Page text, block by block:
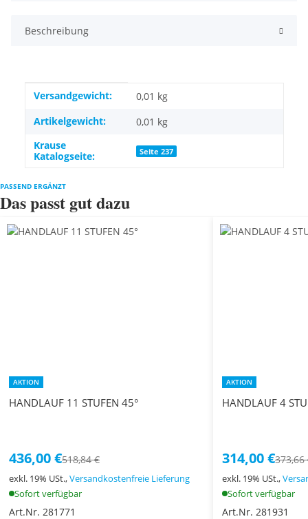
Beschreibung
Produkteigenschaft
Wert
Versandgewicht:
0,01 kg
Artikelgewicht:
0,01 kg
Krause
Katalogseite:
Seite 237
PASSEND ERGÄNZT
Das passt gut dazu
AKTION
HANDLAUF 11 STUFEN 45°
436,00 €518,84 €
exkl. 19% USt.,Versandkostenfreie Lieferung
Sofort verfügbar
Art.Nr. 281771
AKTION
HANDLAUF 4
314,00 €373,66
exkl. 19% USt.,
Sofort verfügbar
Art.Nr. 281931